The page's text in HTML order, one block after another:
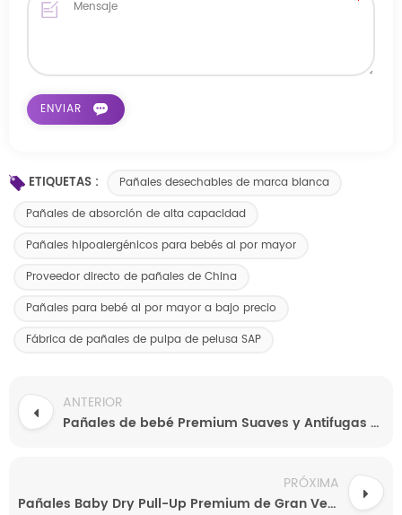
ETIQUETAS :
Pañales desechables de marca blanca
Pañales de absorción de alta capacidad
Pañales hipoalergénicos para bebés al por mayor
Proveedor directo de pañales de China
Pañales para bebé al por mayor a bajo precio
Fábrica de pañales de pulpa de pelusa SAP
ANTERIOR
Pañales de bebé Premium Suaves y Antifugas con Gran Capacidad. Venta al por mayor directa de fábrica. Servicios OEM/ODM desde Fujian.
PRÓXIMA
Pañales Baby Dry Pull-Up Premium de Gran Venta con Prevención de Fugas 3D, Microfibra Supersuave para Máxima Absorción y Transpirabilidad. Proveedor Mayorista